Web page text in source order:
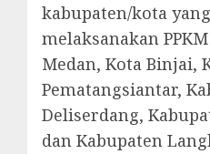
kabupaten/kota
melaksanakan
Medan, Kota Binjai,
Pematangsiantar,
Deliserdang,
dan Kabupaten